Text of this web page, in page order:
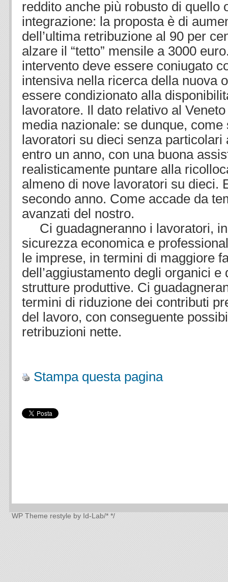
reddito anche più robusto di quello
integrazione: la proposta è di
dell’ultima retribuzione al 90 per
alzare il “tetto” mensile a 3000
intervento deve essere coniugato
intensiva nella ricerca della nuova
essere condizionato alla
lavoratore. Il dato relativo al
media nazionale: se dunque, come
lavoratori su dieci senza
entro un anno, con una buona
realisticamente puntare alla
almeno di nove lavoratori su dieci.
secondo anno. Come accade da
avanzati del nostro.
Ci guadagneranno i lavoratori,
sicurezza economica e
le imprese, in termini di maggiore
dell’aggiustamento degli organici
strutture produttive. Ci
termini di riduzione dei contributi
del lavoro, con conseguente
retribuzioni nette.
Stampa questa pagina
WP Theme restyle by Id-Lab/* */